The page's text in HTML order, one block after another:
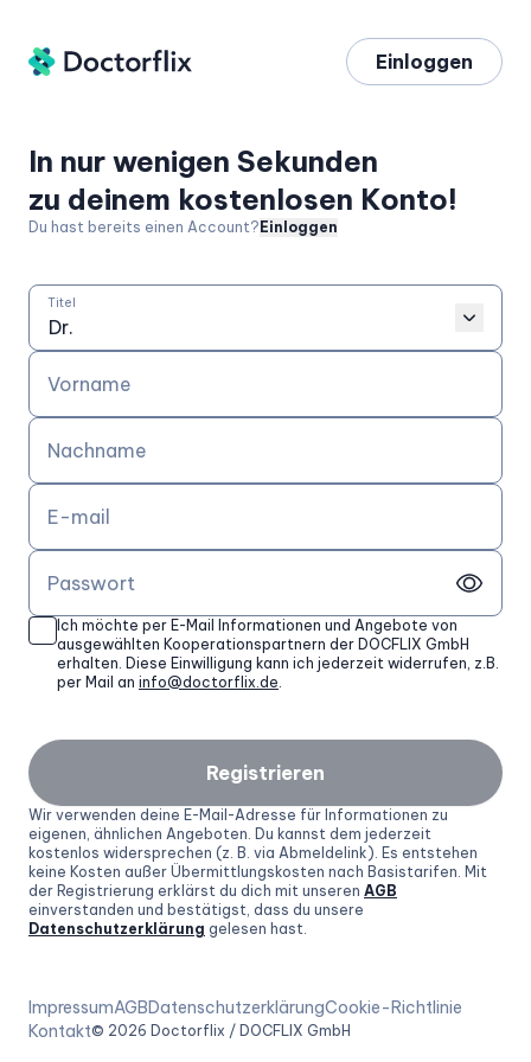
Einloggen
In nur wenigen Sekunden
zu deinem kostenlosen Konto!
Du hast bereits einen Account? Einloggen
Titel
Vorname
Nachname
E-mail
Passwort
Ich möchte per E-Mail Informationen und Angebote von
ausgewählten Kooperationspartnern der DOCFLIX GmbH
erhalten. Diese Einwilligung kann ich jederzeit widerrufen, z.B.
per Mail an info@doctorflix.de.
Registrieren
Wir verwenden deine E-Mail-Adresse für Informationen zu
eigenen, ähnlichen Angeboten. Du kannst dem jederzeit
kostenlos widersprechen (z. B. via Abmeldelink). Es entstehen
keine Kosten außer Übermittlungskosten nach Basistarifen. Mit
der Registrierung erklärst du dich mit unseren AGB
einverstanden und bestätigst, dass du unsere
Datenschutzerklärung gelesen hast.
ImpressumAGBDatenschutzerklärungCookie-Richtlinie
Kontakt© 2026 Doctorflix / DOCFLIX GmbH